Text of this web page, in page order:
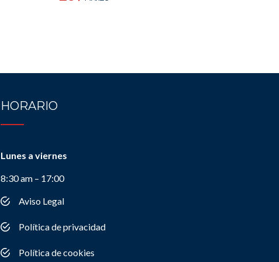
HORARIO
Lunes a viernes
8:30 am – 17:00
Aviso Legal
Política de privacidad
Política de cookies